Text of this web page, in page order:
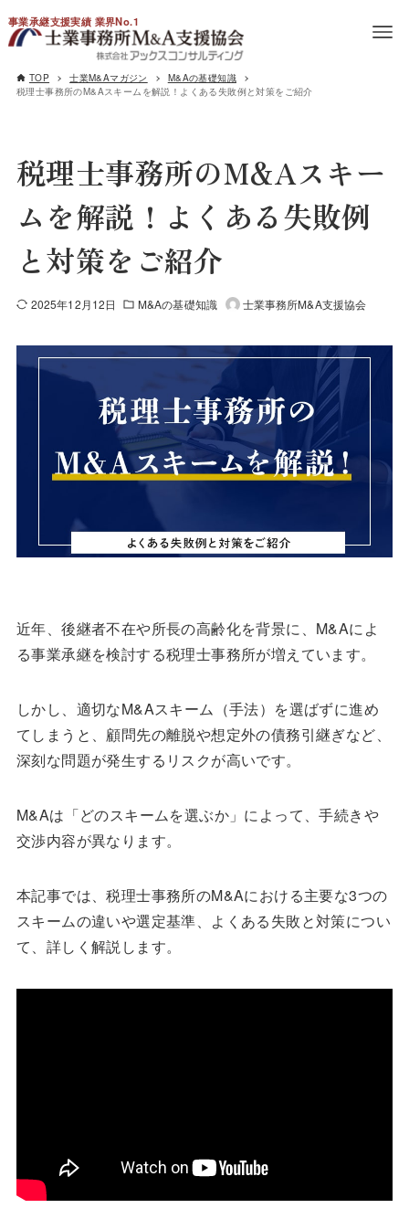
事業承継支援実績 業界No.1
TOP 士業M&Aマガジン
M&Aの基礎知識
税理士事務所のM&Aスキームを解説！よくある失敗例と対策をご紹介
税理士事務所のM&Aスキー
ムを解説！よくある失敗例
と対策をご紹介
2025年12月12日 M&Aの基礎知識 士業事務所M&A支援協会
近年、後継者不在や所長の高齢化を背景に、M&Aによ
る事業承継を検討する税理士事務所が増えています。
しかし、適切なM&Aスキーム（手法）を選ばずに進め
てしまうと、顧問先の離脱や想定外の債務引継ぎなど、
深刻な問題が発生するリスクが高いです。
M&Aは「どのスキームを選ぶか」によって、手続きや
交渉内容が異なります。
本記事では、税理士事務所のM&Aにおける主要な3つの
スキームの違いや選定基準、よくある失敗と対策につい
て、詳しく解説します。